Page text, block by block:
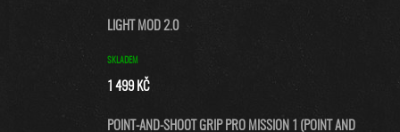
LIGHT MOD 2.0
SKLADEM
1 499 KČ
POINT-AND-SHOOT GRIP PRO MISSION 1 (POINT AND